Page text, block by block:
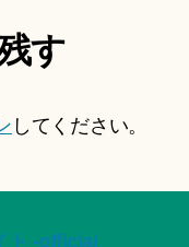
す
してください。
ト -official